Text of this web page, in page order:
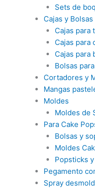
Sets de
Cajas y Bolsas
Cajas para
Cajas para
Cajas para
Bolsas
Cortadores y
Mangas
Moldes
Moldes de
Para Cake
Bolsas y
Moldes
Popsticks
Pegamento
Spray